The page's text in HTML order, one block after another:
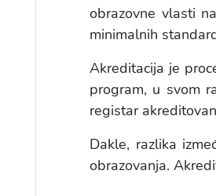
obrazovne vlasti
minimalnih
Akreditacija je
program, u svom
registar
Dakle, razlika
obrazovanja.